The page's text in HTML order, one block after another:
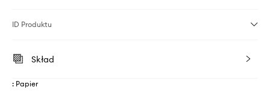
ID Produktu
Skład
: Papier